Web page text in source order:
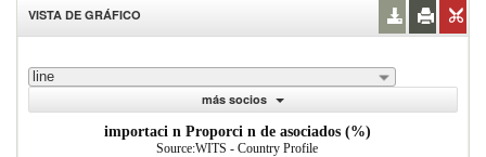
VISTA DE GRÁFICO
line
más socios
importaci n Proporci n de asociados (%)
Source:WITS - Country Profile